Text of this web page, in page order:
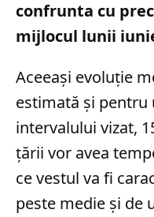
confrunta cu
mijlocul lunii
Aceeași evoluție
estimată și pentru
intervalului vizat,
țării vor avea
ce vestul va fi
peste medie și de